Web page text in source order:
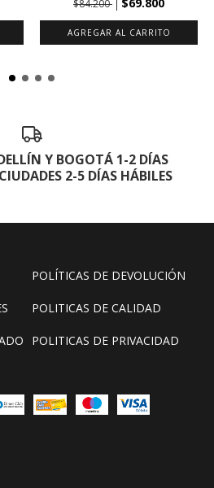
$84.200
AGREGAR AL CARRITO
Y BOGOTÁ 1-2 DÍAS
2-5 DÍAS HÁBILES
POLÍTICAS DE DEVOLUCIÓN
POLITICAS DE CALIDAD
POLITICAS DE PRIVACIDAD